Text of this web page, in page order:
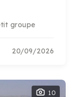
groupe
20/09/2026
10